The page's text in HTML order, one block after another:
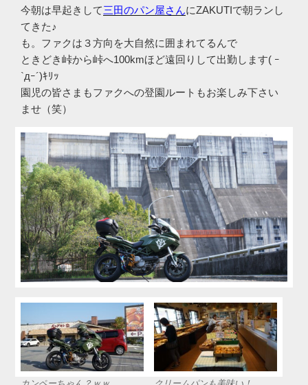
今朝は早起きして三田のパン屋さんにZAKUTIで朝ランし
てきた♪
も。ファクは３方向を大自然に囲まれてるんで
ときどき峠から峠へ100kmほど遠回りして出勤します( ｰ
`дｰ´)ｷﾘｯ
園児の皆さまもファクへの登園ルートもお楽しみ下さい
ませ（笑）